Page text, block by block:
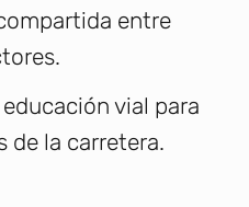
entre
vial para
de la carretera.